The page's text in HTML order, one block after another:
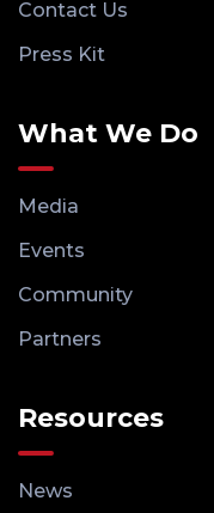
Contact Us
Press Kit
What We Do
Media
Events
Community
Partners
Resources
News